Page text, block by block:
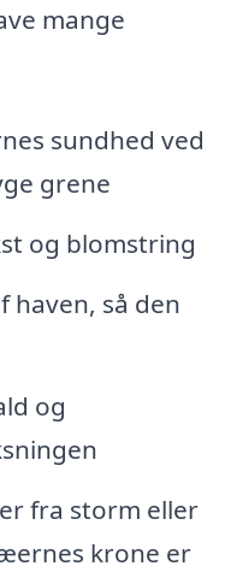
mange
sundhed ved
grene
og blomstring
så den
og
fra storm eller
krone er